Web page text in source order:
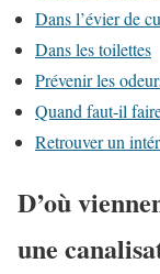
Dans l’évier de
Dans les toilettes
Prévenir les
Quand faut-il
Retrouver un
D’où
une